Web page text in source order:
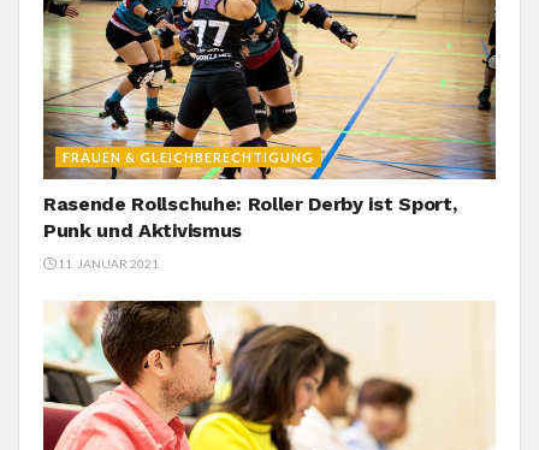
FRAUEN & GLEICHBERECHTIGUNG
Rasende Rollschuhe: Roller Derby ist Sport,
Punk und Aktivismus
11. JANUAR 2021